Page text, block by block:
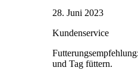
28. Juni 2023
Kundenservice
und Tag füttern.